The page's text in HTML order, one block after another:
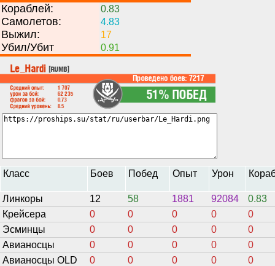
Кораблей: 0.83
Самолетов: 4.83
Выжил: 17
Убил/Убит 0.91
Класс Боев Побед Опыт Урон
Линкоры 12 58 1881 92084
0.83
Крейсера
0 0 0 0
0
Эсминцы
0 0 0 0
0
Авианосцы
0 0 0 0
0
Авианосцы OLD
0 0 0 0
0